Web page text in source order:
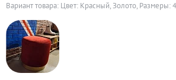
Вариант товара: Цвет: Красный, Золото, Размеры: